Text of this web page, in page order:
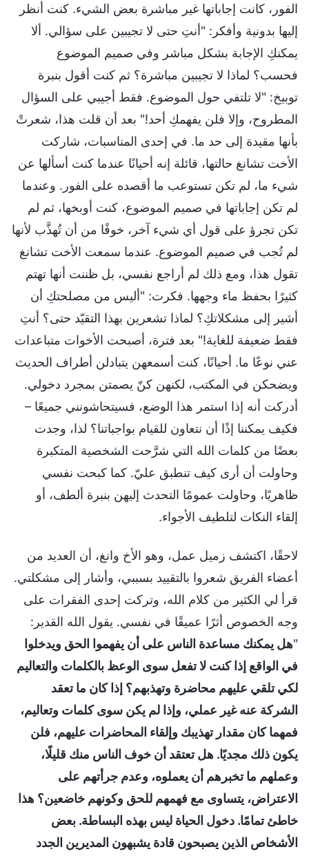
الفور، كانت إجاباتها غير مباشرة بعض الشيء. كنت أنظر
إليها بدونية وأفكر: "أنتِ حتى لا تجيبين على سؤالي. ألا
يمكنكِ الإجابة بشكل مباشر وفي صميم الموضوع
فحسب؟ لماذا لا تجيبين مباشرة؟ ثم كنت أقول بنبرة
توبيخ: "لا تلتفي حول الموضوع. فقط أجيبي على السؤال
المطروح، وإلا فلن يفهمكِ أحد!" بعد أن قلت هذا، شعرتْ
بأنها مقيدة إلى حد ما. في إحدى المناسبات، شاركت
الأخت تشانغ حالتها، قائلة إنه أحيانًا عندما كنت أسألها عن
شيء ما، لم تكن تستوعب ما أقصده على الفور. وعندما
لم تكن إجاباتها في صميم الموضوع، كنت أوبخها، ثم لم
تكن تجرؤ على قول أي شيء آخر، خوفًا من أن تُهذَّب لأنها
لم تُجب في صميم الموضوع. عندما سمعت الأخت تشانغ
تقول هذا، ومع ذلك لم أراجع نفسي، بل ظننت أنها تهتم
كثيرًا بحفظ ماء وجهها. فكرت: "أليس من مصلحتكِ أن
أشير إلى مشكلاتكِ؟ لماذا تشعرين بهذا التقيّد حتى؟ أنتِ
فقط ضعيفة للغاية!" بعد فترة، أصبحت الأخوات متباعدات
عني نوعًا ما. أحيانًا، كنت أسمعهن يتبادلن أطراف الحديث
ويضحكن في المكتب، لكنهن كنّ يصمتن بمجرد دخولي.
أدركت أنه إذا استمر هذا الوضع، فسيتحاشونني جميعًا –
فكيف يمكننا إذًا أن نتعاون للقيام بواجباتنا؟ لذا، وجدت
بعضًا من كلمات الله التي شرَّحت الشخصية المتكبرة
وحاولت أن أرى كيف تنطبق عليّ. كما كبحت نفسي
ظاهريًا، وحاولت عمومًا التحدث إليهن بنبرة ألطف، أو
إلقاء النكات لتلطيف الأجواء.
لاحقًا، اكتشف زميل عمل، وهو الأخ وانغ، أن العديد من
أعضاء الفريق شعروا بالتقييد بسببي، وأشار إلى مشكلتي.
قرأ لي الكثير من كلام الله، وتركت إحدى الفقرات على
وجه الخصوص أثرًا عميقًا في نفسي. يقول الله القدير:
"هل يمكنك مساعدة الناس على أن يفهموا الحق ويدخلوا
في الواقع إذا كنت لا تفعل سوى الوعظ بالكلمات والتعاليم
لكي تلقي عليهم محاضرة وتهذبهم؟ إذا كان ما تعقد
الشركة عنه غير عملي، وإذا لم يكن سوى كلمات وتعاليم،
فمهما كان مقدار تهذيبك وإلقاء المحاضرات عليهم، فلن
يكون ذلك مجديًا. هل تعتقد أن خوف الناس منك قليلًا،
وعملهم ما تخبرهم أن يعملوه، وعدم جرأتهم على
الاعتراض، يتساوى مع فهمهم للحق وكونهم خاضعين؟ هذا
خاطئ تمامًا. دخول الحياة ليس بهذه البساطة. بعض
الأشخاص الذين يصبحون قادة يشبهون المديرين الجدد